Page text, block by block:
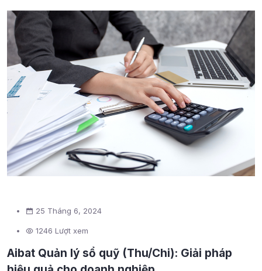
25 Tháng 6, 2024
1246 Lượt xem
Aibat Quản lý sổ quỹ (Thu/Chi): Giải pháp